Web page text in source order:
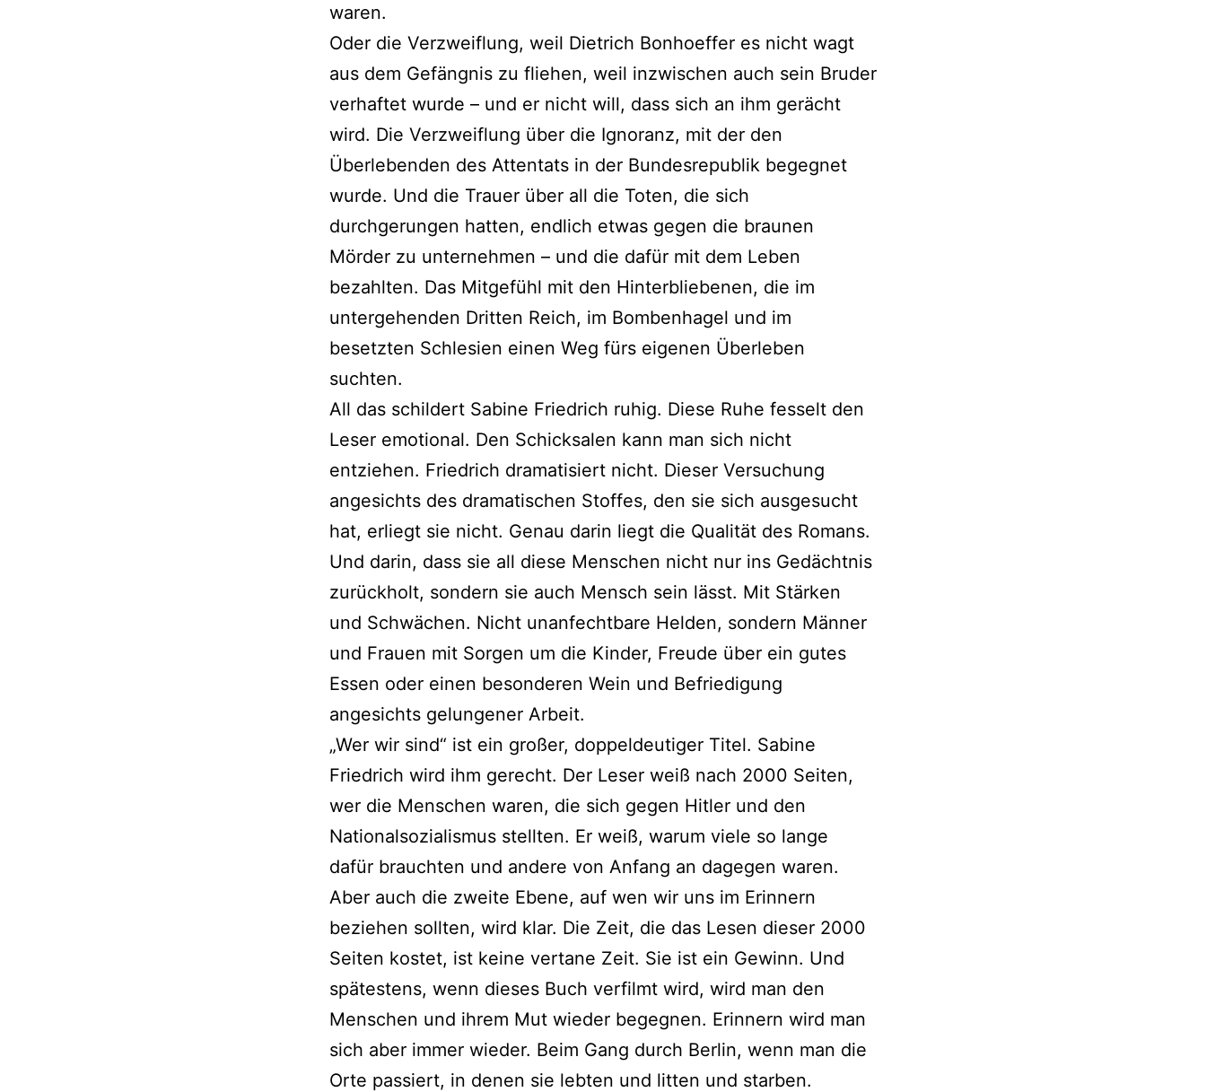
waren.
Oder die Verzweiflung, weil Dietrich Bonhoeffer es nicht wagt
aus dem Gefängnis zu fliehen, weil inzwischen auch sein Bruder
verhaftet wurde – und er nicht will, dass sich an ihm gerächt
wird. Die Verzweiflung über die Ignoranz, mit der den
Überlebenden des Attentats in der Bundesrepublik begegnet
wurde. Und die Trauer über all die Toten, die sich
durchgerungen hatten, endlich etwas gegen die braunen
Mörder zu unternehmen – und die dafür mit dem Leben
bezahlten. Das Mitgefühl mit den Hinterbliebenen, die im
untergehenden Dritten Reich, im Bombenhagel und im
besetzten Schlesien einen Weg fürs eigenen Überleben
suchten.
All das schildert Sabine Friedrich ruhig. Diese Ruhe fesselt den
Leser emotional. Den Schicksalen kann man sich nicht
entziehen. Friedrich dramatisiert nicht. Dieser Versuchung
angesichts des dramatischen Stoffes, den sie sich ausgesucht
hat, erliegt sie nicht. Genau darin liegt die Qualität des Romans.
Und darin, dass sie all diese Menschen nicht nur ins Gedächtnis
zurückholt, sondern sie auch Mensch sein lässt. Mit Stärken
und Schwächen. Nicht unanfechtbare Helden, sondern Männer
und Frauen mit Sorgen um die Kinder, Freude über ein gutes
Essen oder einen besonderen Wein und Befriedigung
angesichts gelungener Arbeit.
„Wer wir sind“ ist ein großer, doppeldeutiger Titel. Sabine
Friedrich wird ihm gerecht. Der Leser weiß nach 2000 Seiten,
wer die Menschen waren, die sich gegen Hitler und den
Nationalsozialismus stellten. Er weiß, warum viele so lange
dafür brauchten und andere von Anfang an dagegen waren.
Aber auch die zweite Ebene, auf wen wir uns im Erinnern
beziehen sollten, wird klar. Die Zeit, die das Lesen dieser 2000
Seiten kostet, ist keine vertane Zeit. Sie ist ein Gewinn. Und
spätestens, wenn dieses Buch verfilmt wird, wird man den
Menschen und ihrem Mut wieder begegnen. Erinnern wird man
sich aber immer wieder. Beim Gang durch Berlin, wenn man die
Orte passiert, in denen sie lebten und litten und starben.